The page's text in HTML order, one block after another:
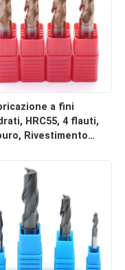
a fini
HRC55, 4 flauti,
Rivestimento